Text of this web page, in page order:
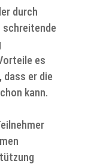
durch
schreitende
es
er die
kann.